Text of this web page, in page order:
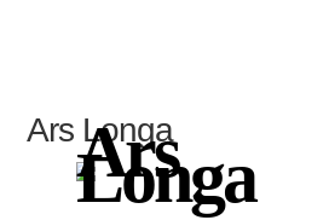
Ars Longa
Ars
Longa